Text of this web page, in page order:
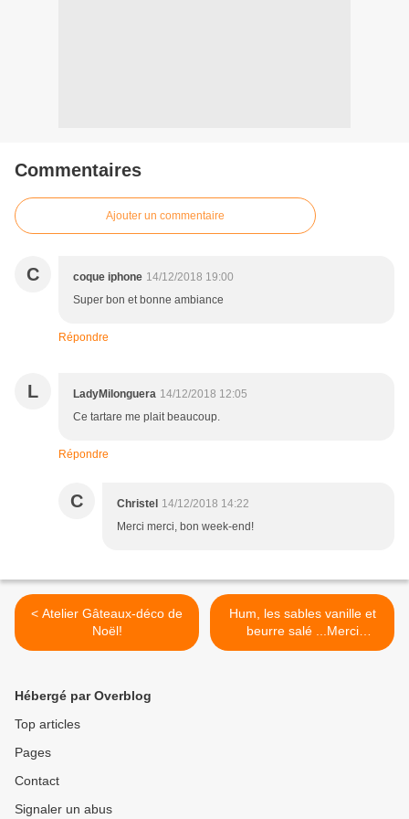
Commentaires
Ajouter un commentaire
C coque iphone 14/12/2018 19:00
Super bon et bonne ambiance
Répondre
L LadyMilonguera 14/12/2018 12:05
Ce tartare me plait beaucoup.
Répondre
C Christel 14/12/2018 14:22
Merci merci, bon week-end!
< Atelier Gâteaux-déco de
Noël!
Hum, les sables vanille et
beurre salé ...Merci
Christine pour la recette ! >
Hébergé par Overblog
Top articles
Pages
Contact
Signaler un abus